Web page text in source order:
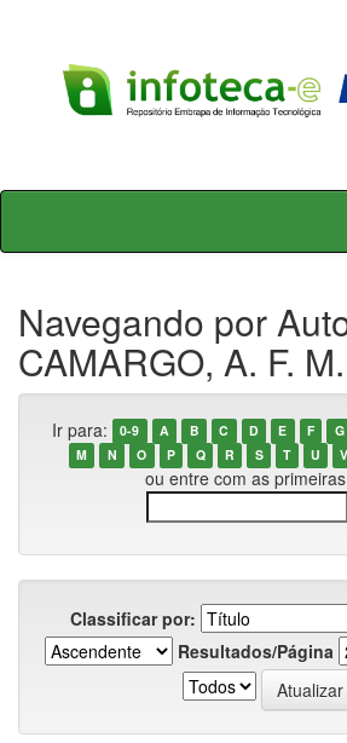
Skip
Navegando por
CAMARGO, A. F. M.
Ir para: 0-9 A B C D E F G
M
N O P Q R S T U V
ou entre com as
Classificar por:
Resultados/Página